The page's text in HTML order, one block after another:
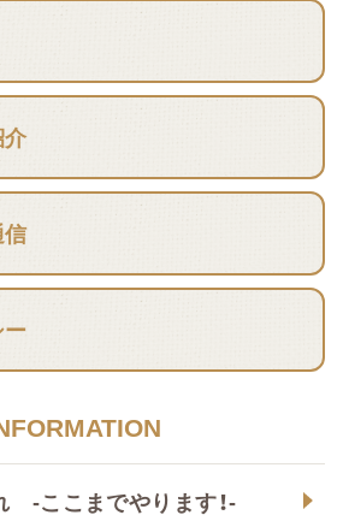
-ここまでやります！-